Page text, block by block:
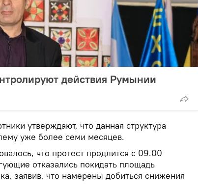
действия Румынии
утверждают, что данная структура
уже более семи месяцев.
что протест продлится с 09.00
отказались покидать площадь
заявив, что намерены добиться снижения